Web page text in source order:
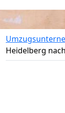
Heidelberg